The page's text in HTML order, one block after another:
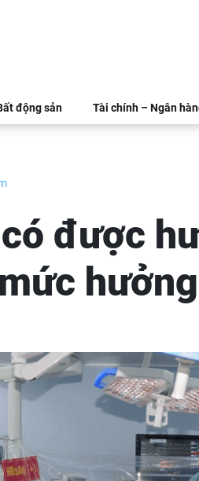
động sản Tài chính – Ngân
được